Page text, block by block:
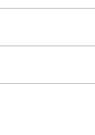
voor senioren
is het